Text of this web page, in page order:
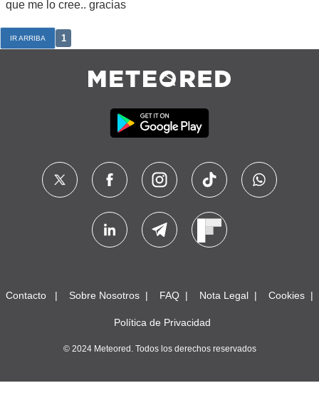
que me lo cree.. gracias
IR ARRIBA 1
Contacto Sobre Nosotros FAQ Nota Legal Cookies
Política de Privacidad
© 2024 Meteored. Todos los derechos reservados